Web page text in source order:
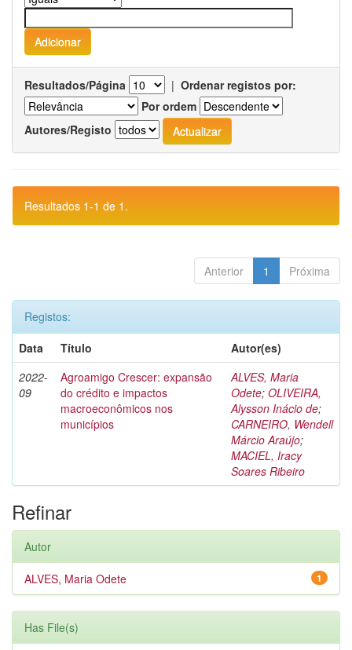
Resultados/Página | Ordenar registos por:
Por ordem
Autores/Registo
Resultados 1-1 de 1.
Anterior 1 Próxima
Registos:
Data
Título
Autor(es)
2022-
09
Agroamigo Crescer: expansão
do crédito e impactos
macroeconômicos nos
municípios
ALVES, Maria
Odete; OLIVEIRA,
Alysson Inácio de;
CARNEIRO, Wendell
Márcio Araújo;
MACIEL, Iracy
Soares Ribeiro
Refinar
Autor
1
ALVES, Maria Odete
Has File(s)